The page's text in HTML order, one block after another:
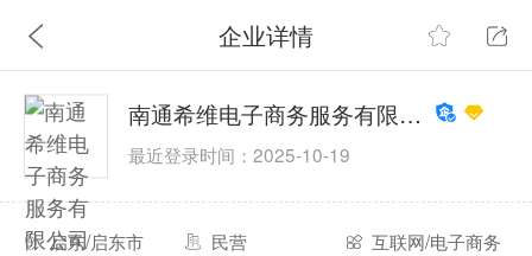
企业详情
南通希维电子商务服务有限公司
最近登录时间：2025-10-19
启东/启东市 民营
互联网/电子商务